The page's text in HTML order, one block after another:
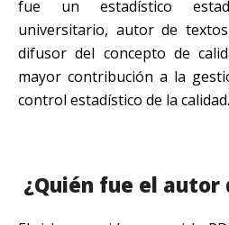
fue un estadístico
universitario, autor de
difusor del concepto de
mayor contribución a la
control estadístico de la calidad.
¿Quién fue el autor